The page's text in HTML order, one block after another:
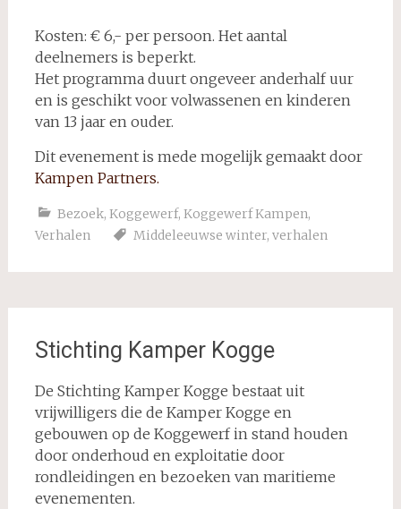
Kosten: € 6,- per persoon. Het aantal
deelnemers is beperkt.
Het programma duurt ongeveer anderhalf uur
en is geschikt voor volwassenen en kinderen
van 13 jaar en ouder.
Dit evenement is mede mogelijk gemaakt door
Kampen Partners.
Bezoek, Koggewerf, Koggewerf Kampen,
Verhalen
Middeleeuwse winter, verhalen
Stichting Kamper Kogge
De Stichting Kamper Kogge bestaat uit
vrijwilligers die de Kamper Kogge en
gebouwen op de Koggewerf in stand houden
door onderhoud en exploitatie door
rondleidingen en bezoeken van maritieme
evenementen.